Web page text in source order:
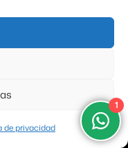
de privacidad
1